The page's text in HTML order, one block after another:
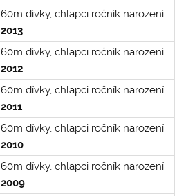
60m dívky, chlapci ročník narození
2013
60m dívky, chlapci ročník narození
2012
60m dívky, chlapci ročník narození
2011
60m dívky, chlapci ročník narození
2010
60m dívky, chlapci ročník narození
2009